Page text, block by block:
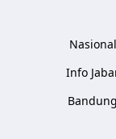
Nasional
Info
Bandung